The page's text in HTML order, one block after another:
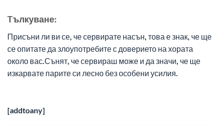
Tълкуване:
Присъни ли ви се, че сервирате насън, това е знак, че ще
се опитате да злоупотребите с доверието на хората
около вас.Сънят, че сервираш може и да значи, че ще
изкарвате парите си лесно без особени усилия.
[addtoany]